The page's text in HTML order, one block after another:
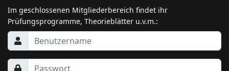
Im geschlossenen Mitgliederbereich findet ihr
Prüfungsprogramme, Theorieblätter u.v.m.: